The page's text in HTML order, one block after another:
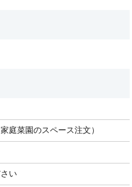
庭菜園のスペース注文）
い